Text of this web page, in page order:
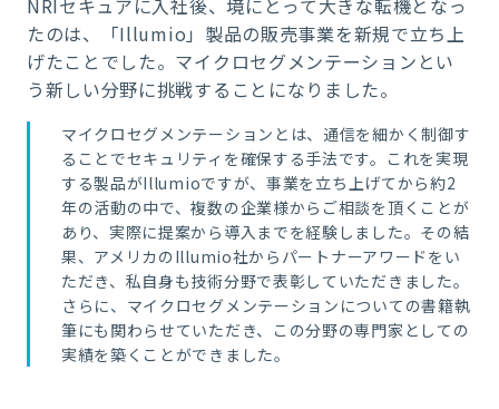
NRIセキュアに入社後、境にとって大きな転機となっ
たのは、「Illumio」製品の販売事業を新規で立ち上
げたことでした。マイクロセグメンテーションとい
う新しい分野に挑戦することになりました。
マイクロセグメンテーションとは、通信を細かく制御す
ることでセキュリティを確保する手法です。これを実現
する製品がIllumioですが、事業を立ち上げてから約2
年の活動の中で、複数の企業様からご相談を頂くことが
あり、実際に提案から導入までを経験しました。その結
果、アメリカのIllumio社からパートナーアワードをい
ただき、私自身も技術分野で表彰していただきました。
さらに、マイクロセグメンテーションについての書籍執
筆にも関わらせていただき、この分野の専門家としての
実績を築くことができました。